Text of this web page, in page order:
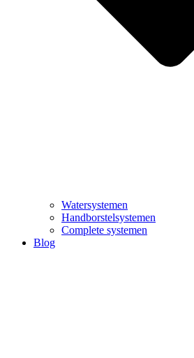
Watersystemen
Handborstelsystemen
Complete systemen
Blog